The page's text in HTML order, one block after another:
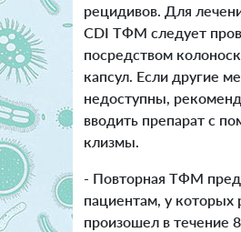
рецидивов. Для
CDI ТФМ следует
посредством
капсул. Если другие
недоступны,
вводить препарат с
клизмы.
- Повторная ТФМ
пациентам, у которых
произошел в течение